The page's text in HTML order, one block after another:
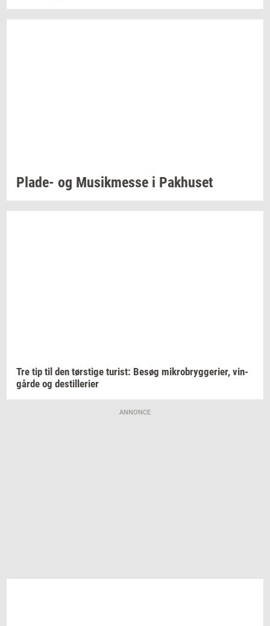
Plade-​ og Mu­sik­mes­se i Pak­hu­set
Tre tip til den tørsti­ge turist: Besøg mi­kro­bryg­ge­ri­er, vin­
går­de og destil­le­ri­er
ANNONCE